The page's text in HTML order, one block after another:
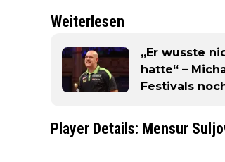
Weiterlesen
„Er wusste
hatte“ –
Festivals
Player Details: Mensur